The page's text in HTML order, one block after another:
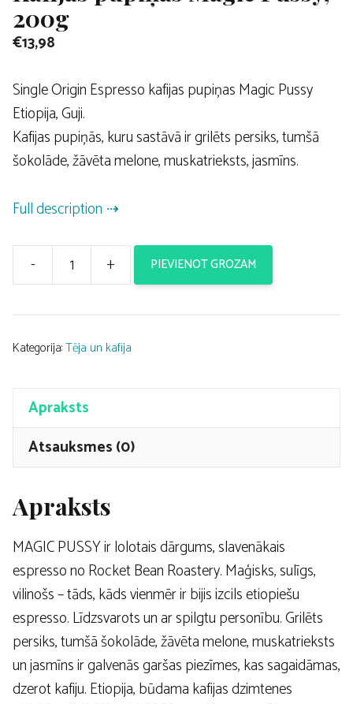
200g
€13,98
Single Origin Espresso kafijas pupiņas Magic Pussy
Etiopija, Guji.
Kafijas pupiņās, kuru sastāvā ir grilēts persiks, tumšā
šokolāde, žāvēta melone, muskatrieksts, jasmīns.
Full description
-
Kafijas
Magic
Pussy,
+ PIEVIENOT GROZAM
Kategorija:Tēja un kafija
Apraksts
Atsauksmes (0)
Apraksts
MAGIC PUSSY ir lolotais dārgums, slavenākais
espresso no Rocket Bean Roastery. Maģisks, sulīgs,
vilinošs – tāds, kāds vienmēr ir bijis izcils etiopiešu
espresso. Līdzsvarots un ar spilgtu personību. Grilēts
persiks, tumšā šokolāde, žāvēta melone, muskatrieksts
un jasmīns ir galvenās garšas piezīmes, kas sagaidāmas,
dzerot kafiju. Etiopija, būdama kafijas dzimtenes